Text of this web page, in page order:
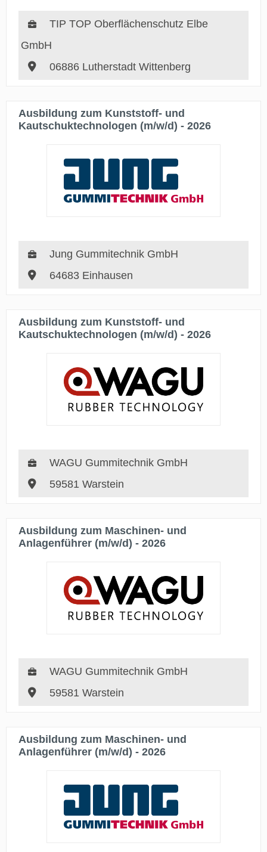
TIP TOP Oberflächenschutz Elbe
GmbH
06886 Lutherstadt Wittenberg
Ausbildung zum Kunststoff- und
Kautschuktechnologen (m/w/d) - 2026
Jung Gummitechnik GmbH
64683 Einhausen
Ausbildung zum Kunststoff- und
Kautschuktechnologen (m/w/d) - 2026
WAGU Gummitechnik GmbH
59581 Warstein
Ausbildung zum Maschinen- und
Anlagenführer (m/w/d) - 2026
WAGU Gummitechnik GmbH
59581 Warstein
Ausbildung zum Maschinen- und
Anlagenführer (m/w/d) - 2026